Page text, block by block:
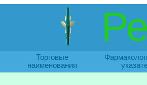
Торговые
наименования